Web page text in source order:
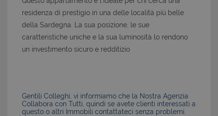
residenza di prestigio in una delle località più belle
della Sardegna. La sua posizione, le sue
caratteristiche uniche e la sua luminosità lo rendono
un investimento sicuro e redditizio
Gentili Colleghi, vi informiamo che la Nostra Agenzia
Collabora con Tutti, quindi se avete clienti interessati a
questo o altri Immobili contattateci senza problemi.